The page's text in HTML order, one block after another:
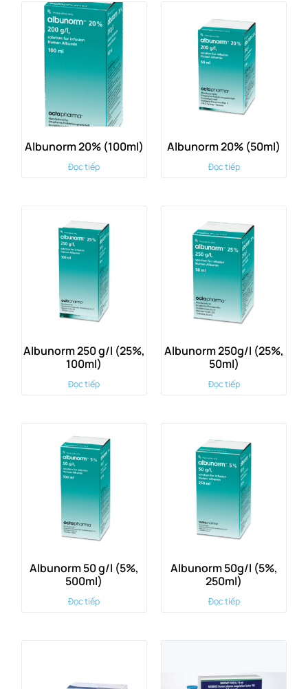
Albunorm 20% (100ml)
Đọc tiếp
Albunorm 20% (50ml)
Đọc tiếp
Albunorm 250 g/l (25%,
100ml)
Đọc tiếp
Albunorm 250g/l (25%,
50ml)
Đọc tiếp
Albunorm 50 g/l (5%,
500ml)
Đọc tiếp
Albunorm 50g/l (5%,
250ml)
Đọc tiếp